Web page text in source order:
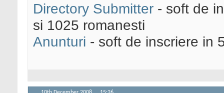
Directory Submitter - soft de
si 1025 romanesti
Anunturi - soft de inscriere in